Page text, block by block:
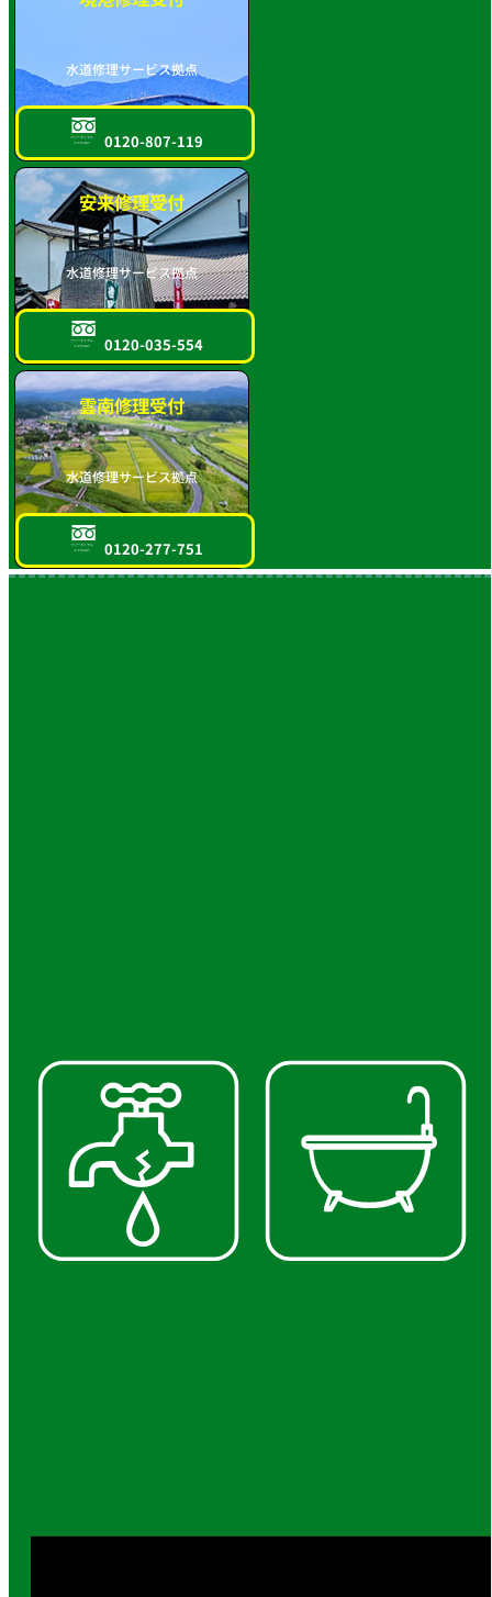
水道修理サービス拠点
フリーダイヤル
スマホOK!! 0120-807-119
安来修理受付
水道修理サービス拠点
フリーダイヤル
スマホOK!! 0120-035-554
雲南修理受付
水道修理サービス拠点
フリーダイヤル
スマホOK!! 0120-277-751